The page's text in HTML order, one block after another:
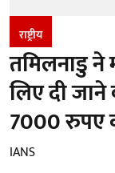
राष्ट्रीय
तमिलनाडु
लिए दी जाने
7000 रुपए
IANS